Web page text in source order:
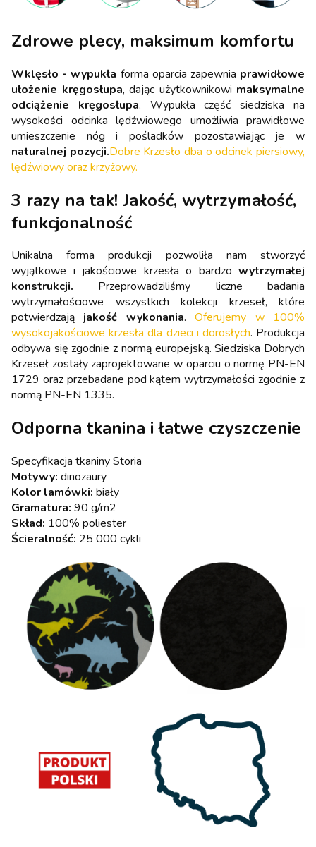
Zdrowe plecy, maksimum komfortu
Wklęsło - wypukła forma oparcia zapewnia prawidłowe
ułożenie kręgosłupa, dając użytkownikowi maksymalne
odciążenie kręgosłupa. Wypukła część siedziska na
wysokości odcinka lędźwiowego umożliwia prawidłowe
umieszczenie nóg i pośladków pozostawiając je w
naturalnej pozycji.Dobre Krzesło dba o odcinek piersiowy,
lędźwiowy oraz krzyżowy.
3 razy na tak! Jakość, wytrzymałość,
funkcjonalność
Unikalna forma produkcji pozwoliła nam stworzyć
wyjątkowe i jakościowe krzesła o bardzo wytrzymałej
konstrukcji. Przeprowadziliśmy liczne badania
wytrzymałościowe wszystkich kolekcji krzeseł, które
potwierdzająjakość wykonania.Oferujemy w 100%
wysokojakościowe krzesła dla dzieci i dorosłych. Produkcja
odbywa się zgodnie z normą europejską. Siedziska Dobrych
Krzeseł zostały zaprojektowane w oparciu o normę PN-EN
1729 oraz przebadane pod kątem wytrzymałości zgodnie z
normą PN-EN 1335.
Odporna tkanina i łatwe czyszczenie
Specyfikacja tkaniny Storia
Motywy: dinozaury
Kolor lamówki: biały
Gramatura: 90 g/m2
Skład: 100% poliester
Ścieralność: 25 000 cykli